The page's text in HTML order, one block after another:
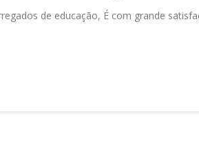
de educação, É com grande